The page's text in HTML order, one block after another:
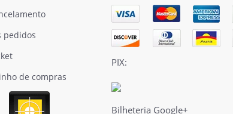
pedidos
de compras
PIX:
Bilheteria Google+